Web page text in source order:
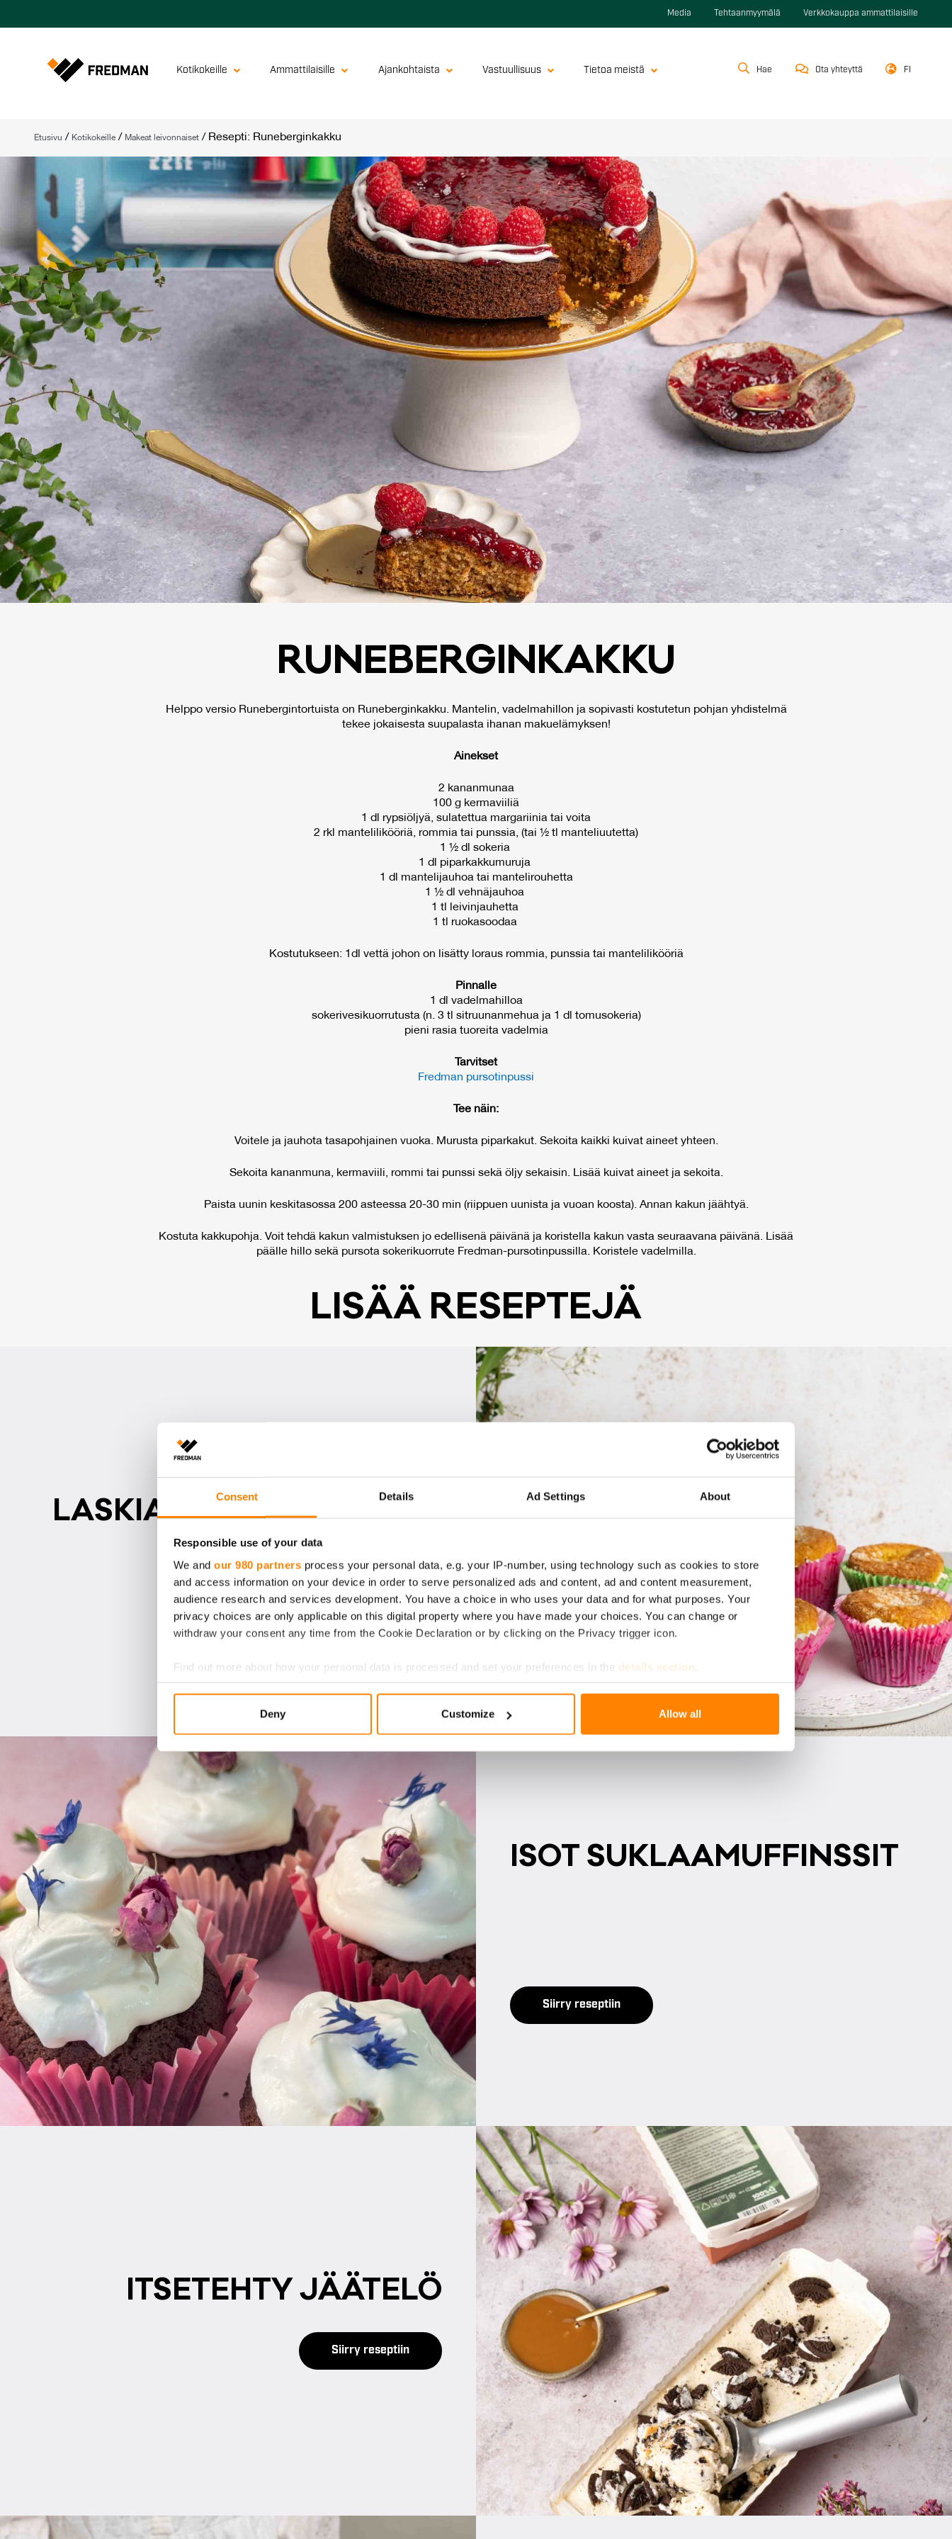
Consent Details Ad Settings About
Responsible use of your data
We and our 980 partners process your personal data, e.g. your IP-number, using technology such as cookies to store
and access information on your device in order to serve personalized ads and content, ad and content measurement,
audience research and services development. You have a choice in who uses your data and for what purposes. Your
privacy choices are only applicable on this digital property where you have made your choices. You can change or
withdraw your consent any time from the Cookie Declaration or by clicking on the Privacy trigger icon.
Find out more about how your personal data is processed and set your preferences in the details section
information about your use of our site with our social media, advertising and analytics partners who may combine it with
other information that you’ve provided to them or that they’ve collected from your use of their services.
Deny Customize Allow all
Media Tehtaanmyymälä Verkkokauppa ammattilaisille
Kotikokeille Ammattilaisille Ajankohtaista Vastuullisuus Tietoa meistä Hae Ota yhteyttä FI
Etusivu / Kotikokeille / Makeat leivonnaiset / Resepti: Runeberginkakku
RU­NE­BER­GIN­KAK­KU
Helppo versio Runebergintortuista on Runeberginkakku. Mantelin, vadelmahillon ja sopivasti kostutetun pohjan yhdistelmä
tekee jokaisesta suupalasta ihanan makuelämyksen!
Ainekset
2 kananmunaa
100 g kermaviiliä
1 dl rypsiöljyä, sulatettua margariinia tai voita
2 rkl mantelilikööriä, rommia tai punssia, (tai ½ tl manteliuutetta)
1 ½ dl sokeria
1 dl piparkakkumuruja
1 dl mantelijauhoa tai mantelirouhetta
1 ½ dl vehnäjauhoa
1 tl leivinjauhetta
1 tl ruokasoodaa
Kostutukseen: 1dl vettä johon on lisätty loraus rommia, punssia tai mantelilikööriä
Pinnalle
1 dl vadelmahilloa
sokerivesikuorrutusta (n. 3 tl sitruunanmehua ja 1 dl tomusokeria)
pieni rasia tuoreita vadelmia
Tarvitset
Fredman pursotinpussi
Tee näin:
Voitele ja jauhota tasapohjainen vuoka. Murusta piparkakut. Sekoita kaikki kuivat aineet yhteen.
Sekoita kananmuna, kermaviili, rommi tai punssi sekä öljy sekaisin. Lisää kuivat aineet ja sekoita.
Paista uunin keskitasossa 200 asteessa 20-30 min (riippuen uunista ja vuoan koosta). Annan kakun jäähtyä.
Kostuta kakkupohja. Voit tehdä kakun valmistuksen jo edellisenä päivänä ja koristella kakun vasta seuraavana päivänä. Lisää
päälle hillo sekä pursota sokerikuorrute Fredman-pursotinpussilla. Koristele vadelmilla.
LI­SÄÄ RE­SEP­TE­JÄ
LAS­KIAIS­PUL­LA­MUF­FI­NIT
Siirry reseptiin
ISOT SUK­LAA­MUF­FINS­SIT
Siirry reseptiin
IT­SE­TEH­TY JÄÄ­TE­LÖ
Siirry reseptiin